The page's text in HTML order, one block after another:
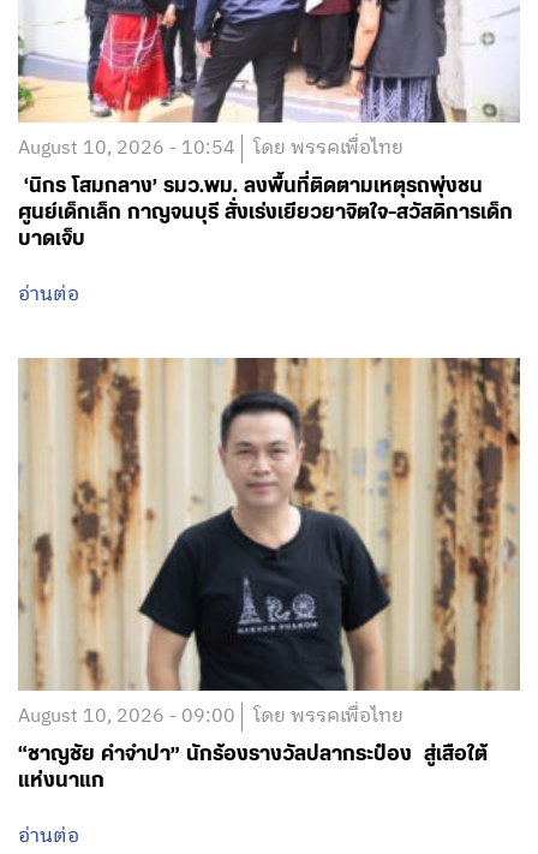
August 10, 2026 - 10:54 โดย พรรคเพื่อไทย
‘นิกร โสมกลาง’ รมว.พม. ลงพื้นที่ติดตามเหตุรถพุ่งชน
ศูนย์เด็กเล็ก กาญจนบุรี สั่งเร่งเยียวยาจิตใจ-สวัสดิการเด็ก
บาดเจ็บ
อ่านต่อ
August 10, 2026 - 09:00 โดย พรรคเพื่อไทย
“ชาญชัย คำจำปา” นักร้องรางวัลปลากระป๋อง สู่เสือใต้
แห่งนาแก
อ่านต่อ